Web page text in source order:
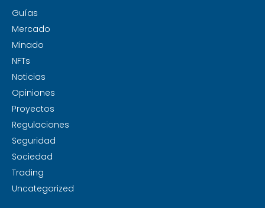
Guías
Mercado
Minado
NFTs
Noticias
Opiniones
Proyectos
Regulaciones
Seguridad
Sociedad
Trading
Uncategorized